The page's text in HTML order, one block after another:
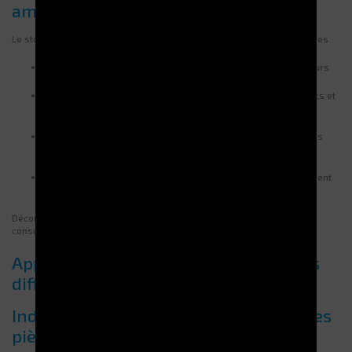
amélioration de l’ergonomie
Le stockage vertical automatisé renforce la sécurité des marchandises
L’accès sécurisé prévient les pertes, vols et potentielles erreurs.
Le stockage optimisé protège les produits sensibles des chocs et
L’automatisation élimine les manutentions inutiles et réduit les
Une meilleure ergonomie limite les efforts physiques et prévient
Découvrez quelle solution est la plus adaptée à vos besoins en nous
consultant dès aujourd’hui !
Applications du stockage vertical dans
différents secteurs industriels
Industrie manufacturière et gestion des
pièces détachées